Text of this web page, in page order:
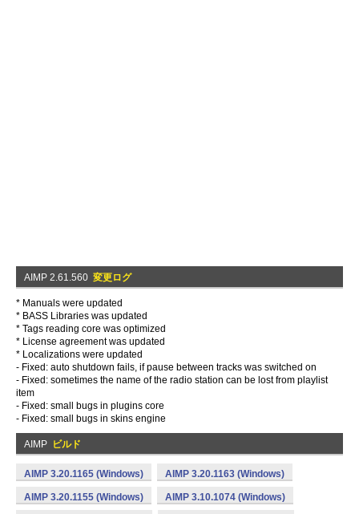
AIMP 2.61.560 変更ログ
* Manuals were updated
* BASS Libraries was updated
* Tags reading core was optimized
* License agreement was updated
* Localizations were updated
- Fixed: auto shutdown fails, if pause between tracks was switched on
- Fixed: sometimes the name of the radio station can be lost from playlist
item
- Fixed: small bugs in plugins core
- Fixed: small bugs in skins engine
AIMP ビルド
AIMP 3.20.1165 (Windows) AIMP 3.20.1163 (Windows)
AIMP 3.20.1155 (Windows) AIMP 3.10.1074 (Windows)